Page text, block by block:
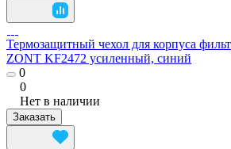
Термозащитный чехол для корпуса
ZONT KF2472 усиленный, синий
0
0
Нет в наличии
Заказать